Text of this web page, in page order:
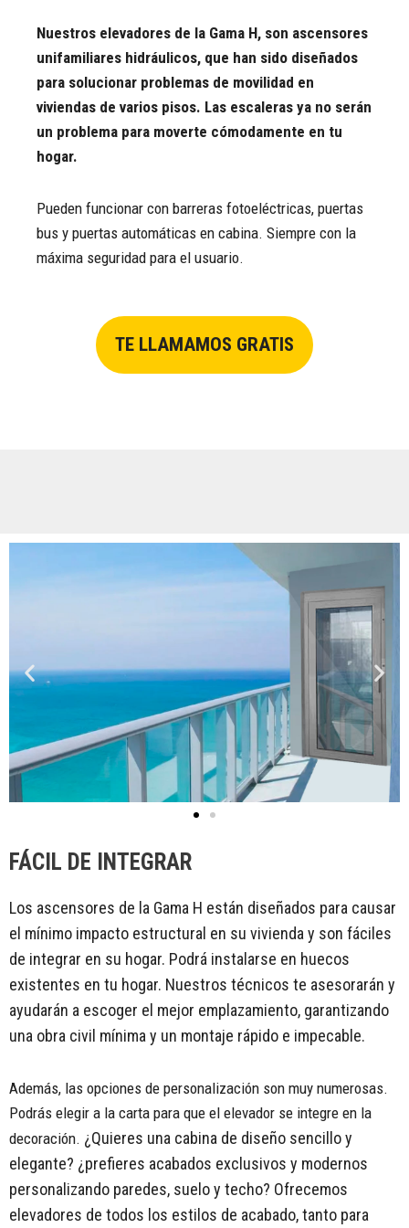
Nuestros elevadores de la Gama H, son ascensores
unifamiliares hidráulicos, que han sido diseñados
para solucionar problemas de movilidad en
viviendas de varios pisos. Las escaleras ya no serán
un problema para moverte cómodamente en tu
hogar.
Pueden funcionar con barreras fotoeléctricas, puertas
bus y puertas automáticas en cabina. Siempre con la
máxima seguridad para el usuario.
TE LLAMAMOS GRATIS
FÁCIL DE INTEGRAR
Los ascensores de la Gama H están diseñados para causar
el mínimo impacto estructural en su vivienda y son fáciles
de integrar en su hogar. Podrá instalarse en huecos
existentes en tu hogar. Nuestros técnicos te asesorarán y
ayudarán a escoger el mejor emplazamiento, garantizando
una obra civil mínima y un montaje rápido e impecable.
Además, las opciones de personalización son muy numerosas.
Podrás elegir a la carta para que el elevador se integre en la
decoración. ¿Quieres una cabina de diseño sencillo y
elegante? ¿prefieres acabados exclusivos y modernos
personalizando paredes, suelo y techo? Ofrecemos
elevadores de todos los estilos de acabado, tanto para